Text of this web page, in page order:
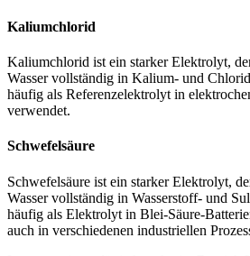
Kaliumchlorid
Kaliumchlorid ist ein starker Elektrolyt,
Wasser vollständig in Kalium- und
häufig als Referenzelektrolyt in
verwendet.
Schwefelsäure
Schwefelsäure ist ein starker Elektrolyt,
Wasser vollständig in Wasserstoff- und
häufig als Elektrolyt in Blei-Säure-
auch in verschiedenen industriellen